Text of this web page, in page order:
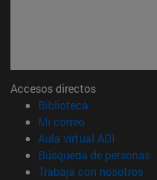
Accesos directos
Biblioteca
Mi correo(abre en
Aula virtual ADI
Búsqueda de personas
Trabaja con nosotros